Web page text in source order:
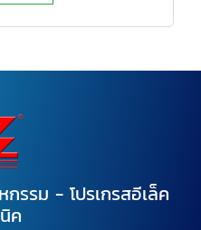
รรม - โปรเกรสอีเล็ค
ค